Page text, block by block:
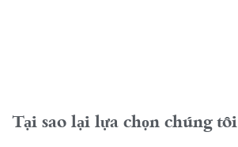
Tại sao lại lựa chọn chúng tôi